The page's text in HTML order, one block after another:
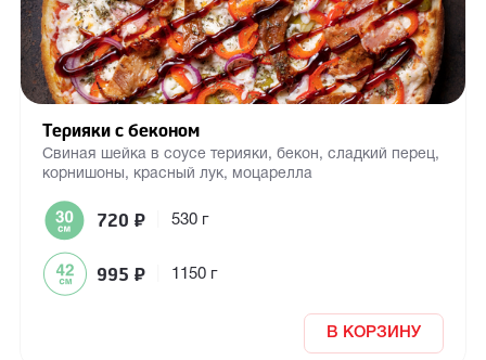
Терияки с беконом
Свиная шейка в соусе терияки, бекон, сладкий перец,
корнишоны, красный лук, моцарелла
720 ₽ 530 г
995 ₽ 1150 г
В КОРЗИНУ